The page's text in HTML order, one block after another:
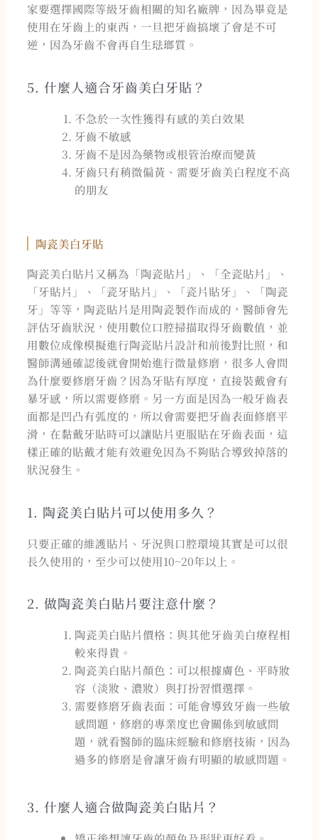
家要選擇國際等級牙齒相關的知名廠牌，因為畢竟是
使用在牙齒上的東西，一旦把牙齒搞壞了會是不可
逆，因為牙齒不會再自生琺瑯質。
5. 什麼人適合牙齒美白牙貼？
不急於一次性獲得有感的美白效果
牙齒不敏感
牙齒不是因為藥物或根管治療而變黃
牙齒只有稍微偏黃、需要牙齒美白程度不高
的朋友
陶瓷美白牙貼
陶瓷美白貼片又稱為「陶瓷貼片」、「全瓷貼片」、
「牙貼片」、「瓷牙貼片」、「瓷片貼牙」、「陶瓷
牙」等等，陶瓷貼片是用陶瓷製作而成的，醫師會先
評估牙齒狀況，使用數位口腔掃描取得牙齒數值，並
用數位成像模擬進行陶瓷貼片設計和前後對比照，和
醫師溝通確認後就會開始進行微量修磨，很多人會問
為什麼要修磨牙齒？因為牙貼有厚度，直接裝戴會有
暴牙感，所以需要修磨。另一方面是因為一般牙齒表
面都是凹凸有弧度的，所以會需要把牙齒表面修磨平
滑，在黏戴牙貼時可以讓貼片更服貼在牙齒表面，這
樣正確的貼戴才能有效避免因為不夠貼合導致掉落的
狀況發生。
1. 陶瓷美白貼片可以使用多久？
只要正確的維護貼片、牙況與口腔環境其實是可以很
長久使用的，至少可以使用10~20年以上。
2. 做陶瓷美白貼片要注意什麼？
陶瓷美白貼片價格：與其他牙齒美白療程相
較來得貴。
陶瓷美白貼片顏色：可以根據膚色、平時妝
容（淡妝、濃妝）與打扮習慣選擇。
需要修磨牙齒表面：可能會導致牙齒一些敏
感問題，修磨的專業度也會關係到敏感問
題，就看醫師的臨床經驗和修磨技術，因為
過多的修磨是會讓牙齒有明顯的敏感問題。
3. 什麼人適合做陶瓷美白貼片？